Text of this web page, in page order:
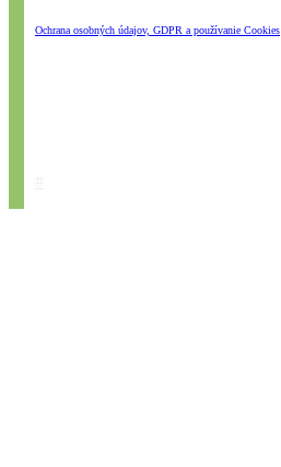
Ochrana osobných údajov, GDPR a používanie Cookies